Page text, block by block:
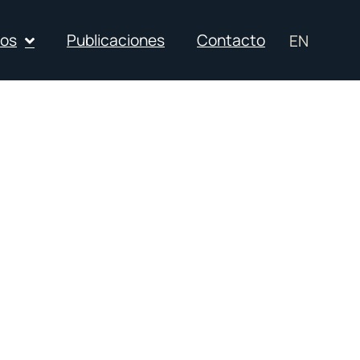
Publicaciones Contacto EN